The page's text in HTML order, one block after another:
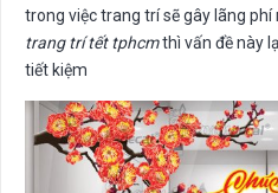
trong việc trang trí sẽ gây lãng
trang trí tết tphcmthì vấn đề này
tiết kiệm